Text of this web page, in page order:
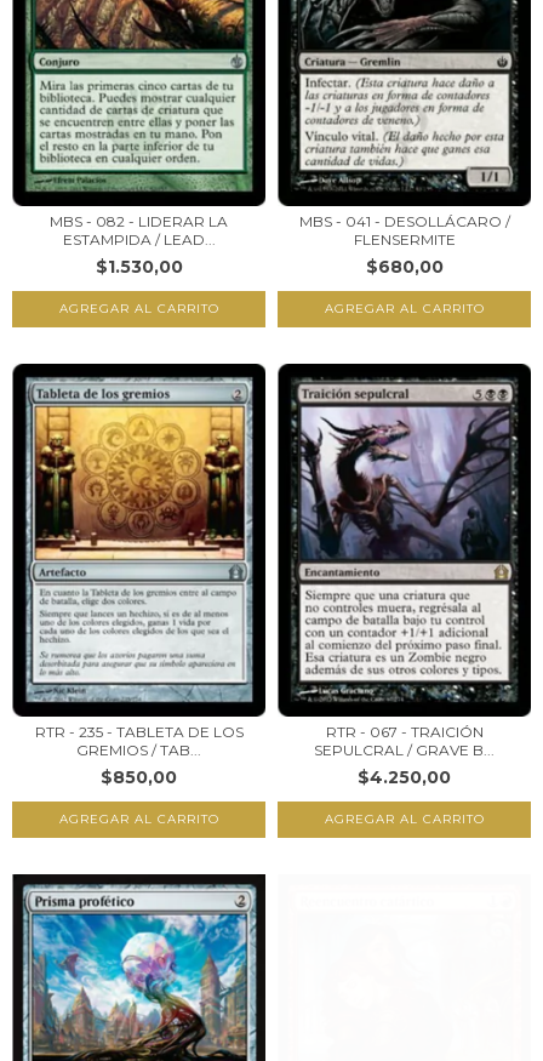
MBS - 082 - LIDERAR LA
ESTAMPIDA / LEAD...
$1.530,00
MBS - 041 - DESOLLÁCARO /
FLENSERMITE
$680,00
RTR - 235 - TABLETA DE LOS
GREMIOS / TAB...
$850,00
RTR - 067 - TRAICIÓN
SEPULCRAL / GRAVE B...
$4.250,00